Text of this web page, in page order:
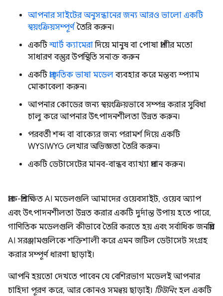
আপনার সাইটের অনুসন্ধানের জন্য আরও ভালো একটি
স্বয়ংক্রিয়সম্পূর্ণ তৈরি করুন।
একটিস্মার্ট ক্যামেরাদিয়ে মানুষ বা পোষা প্রাণীর মতো
সাধারণ বস্তুর উপস্থিতি সনাক্ত করুন
একটিপ্রাকৃতিক ভাষা মডেলব্যবহার করে মন্তব্য স্প্যাম
মোকাবেলা করুন।
আপনার কোডের জন্য স্বয়ংক্রিয়ভাবে সম্পন্ন করার সুবিধা
চালু করে আপনার উৎপাদনশীলতা উন্নত করুন।
পরবর্তী শব্দ বা বাক্যের জন্য পরামর্শ দিয়ে একটি
WYSIWYG লেখার অভিজ্ঞতা তৈরি করুন।
একটি ডেটাসেটের মানব-বান্ধব ব্যাখ্যা প্রদান করুন।
প্রাক-প্রশিক্ষিত AI মডেলগুলি আমাদের ওয়েবসাইট, ওয়েব অ্যাপ
এবং উৎপাদনশীলতা উন্নত করার একটি দুর্দান্ত উপায় হতে পারে,
গাণিতিক মডেলগুলি কীভাবে তৈরি করতে হয় এবং সর্বাধিক জনপ্রিয়
AI সরঞ্জামগুলিকে শক্তিশালী করে এমন জটিল ডেটাসেট সংগ্রহ
করার সম্পূর্ণ ধারণা ছাড়াই।
আপনি হয়তো দেখতে পাবেন যে বেশিরভাগ মডেলই আপনার
চাহিদা পূরণ করে, আর কোনও সমন্বয় ছাড়াই। টিউনিংহল একটি